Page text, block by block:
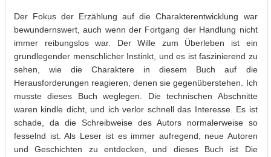
Der Fokus der Erzählung auf die Charakterentwicklung war
bewundernswert, auch wenn der Fortgang der Handlung nicht
immer reibungslos war. Der Wille zum Überleben ist ein
grundlegender menschlicher Instinkt, und es ist faszinierend zu
sehen, wie die Charaktere in diesem Buch auf die
Herausforderungen reagieren, denen sie gegenüberstehen. Ich
musste dieses Buch weglegen. Die technischen Abschnitte
waren kindle dicht, und ich verlor schnell das Interesse. Es ist
schade, da die Schreibweise des Autors normalerweise so
fesselnd ist. Als Leser ist es immer aufregend, neue Autoren
und Geschichten zu entdecken, und dieses Buch ist Die